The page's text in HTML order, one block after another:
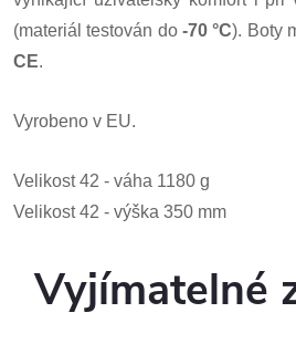
(materiál testován do -70 °C). Boty
CE.
Vyrobeno v EU.
Velikost 42 - váha 1180 g
Velikost 42 - výška 350 mm
Vyjímatelné